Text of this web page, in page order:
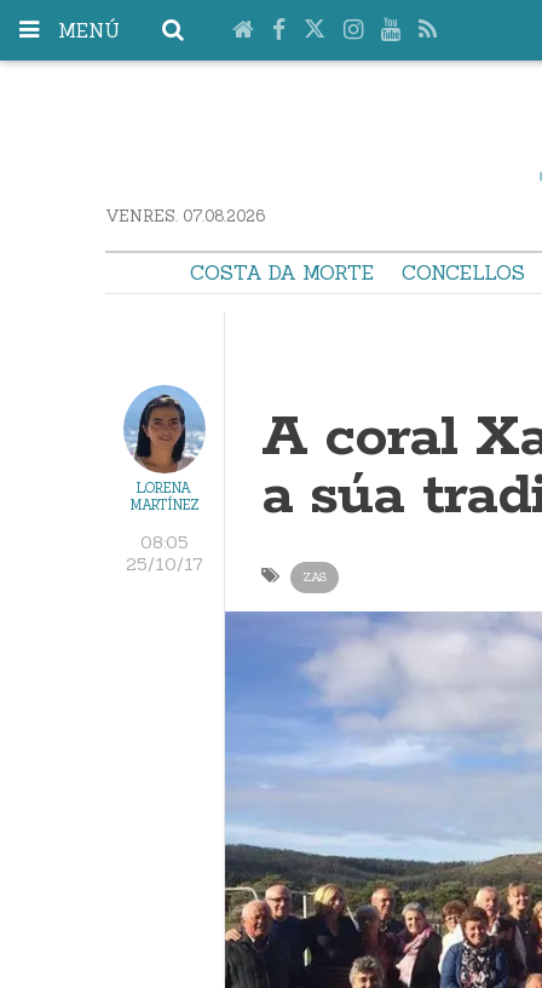
MENÚ
VENRES. 07.08.2026
COSTA DA MORTE CONCELLOS
LORENA
MARTÍNEZ
08:05
25/10/17
A coral
a súa
ZAS